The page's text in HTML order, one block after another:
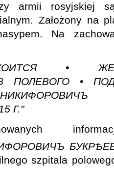
armii rosyjskiej
Założony na
Na
•
ПОЛЕВОГО •
Г."
szpitala